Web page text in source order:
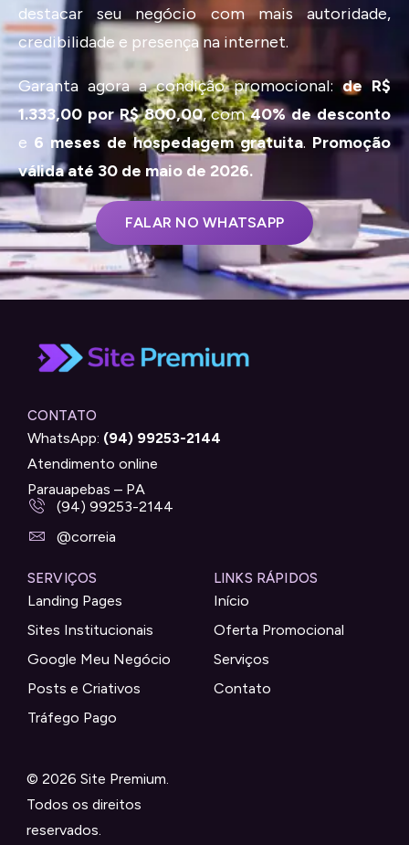
destacar seu negócio com mais autoridade,
credibilidade e presença na internet.
Garanta agora a condição promocional:de R$
1.333,00 por R$ 800,00, com40% de desconto
e 6 meses de hospedagem gratuita. Promoção
válida até 30 de maio de 2026.
FALAR NO WHATSAPP
CONTATO
WhatsApp: (94) 99253-2144
Atendimento online
Parauapebas – PA
(94) 99253-2144
@correia
SERVIÇOS
Landing Pages
Sites Institucionais
Google Meu Negócio
Posts e Criativos
Tráfego Pago
LINKS RÁPIDOS
Início
Oferta Promocional
Serviços
Contato
© 2026 Site Premium.
Todos os direitos
reservados.